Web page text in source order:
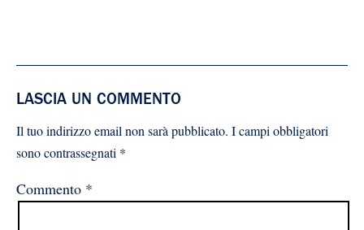
LASCIA UN COMMENTO
Il tuo indirizzo email non sarà pubblicato. I campi obbligatori
sono contrassegnati *
Commento *